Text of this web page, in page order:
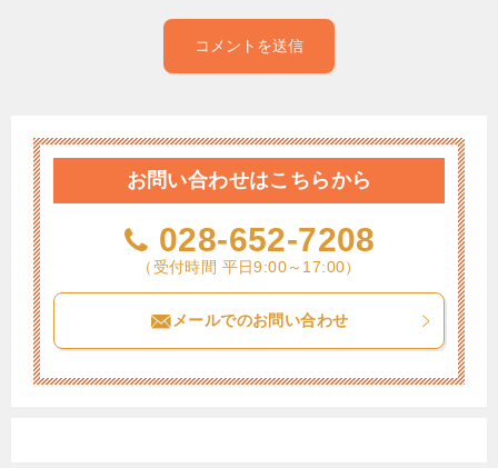
お問い合わせはこちらから
028-652-7208
（受付時間 平日9:00～17:00）
メールでのお問い合わせ